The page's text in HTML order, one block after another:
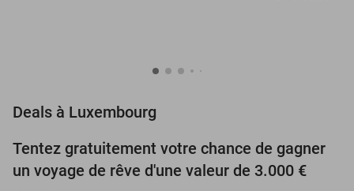
Deals à Luxembourg
Tentez gratuitement votre chance de gagner
un voyage de rêve d'une valeur de 3.000 €